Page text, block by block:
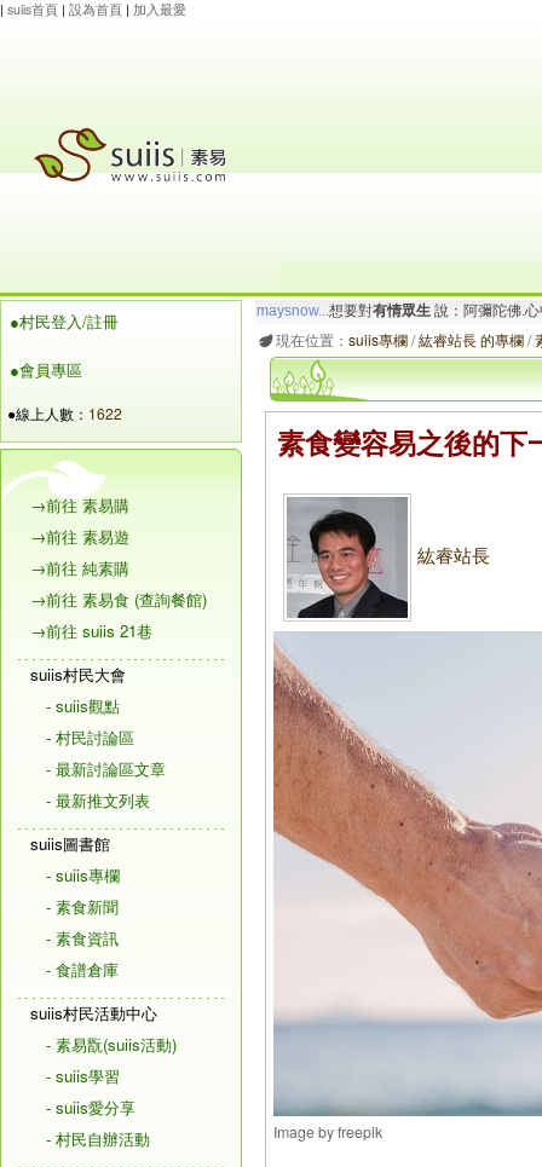
| suiis首頁 | 設為首頁 | 加入最愛
●村民登入/註冊
●會員專區
●線上人數： 1622
→前往 素易購
→前往 素易遊
→前往 純素購
→前往 素易食 (查詢餐館)
→前往 suiis 21巷
suiis村民大會
- suiis觀點
- 村民討論區
- 最新討論區文章
- 最新推文列表
suiis圖書館
- suiis專欄
- 素食新聞
- 素食資訊
- 食譜倉庫
suiis村民活動中心
- 素易翫(suiis活動)
- suiis學習
- suiis愛分享
- 村民自辦活動
maysnow... 想要對有情眾生 說：阿彌陀佛.
玲瓏虹
想要對 有情眾生說：阿彌陀佛.一切
現在位置： suiis專欄/紘睿站長 的專欄/
素食變容易之後的下
紘睿站長
Image by freepik